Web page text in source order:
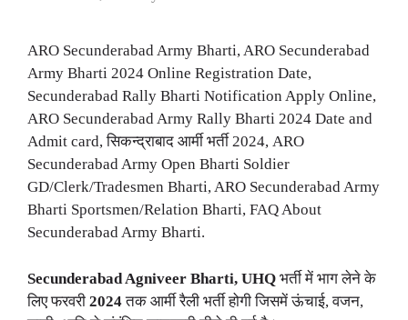
ARO Secunderabad Army Bharti, ARO Secunderabad
Army Bharti 2024 Online Registration Date,
Secunderabad Rally Bharti Notification Apply Online,
ARO Secunderabad Army Rally Bharti 2024 Date and
Admit card, सिकन्द्राबाद आर्मी भर्ती 2024, ARO
Secunderabad Army Open Bharti Soldier
GD/Clerk/Tradesmen Bharti, ARO Secunderabad Army
Bharti Sportsmen/Relation Bharti, FAQ About
Secunderabad Army Bharti.
Secunderabad Agniveer Bharti, UHQ भर्ती में भाग लेने के
लिए फरवरी 2024तक आर्मी रैली भर्ती होगी जिसमें ऊंचाई, वजन,